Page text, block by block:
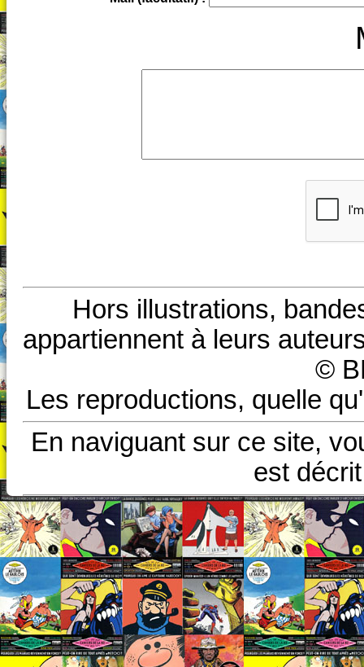
Hors illustrations,
appartiennent à leurs
©
Les reproductions, quelle
En naviguant sur ce site,
est